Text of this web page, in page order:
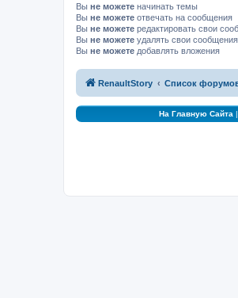
Вы не можете начинать темы
Вы не можете отвечать на сообщения
Вы не можете редактировать свои
Вы не можете удалять свои сообщения
Вы не можете добавлять вложения
RenaultStory Список
На Главную Сайта |